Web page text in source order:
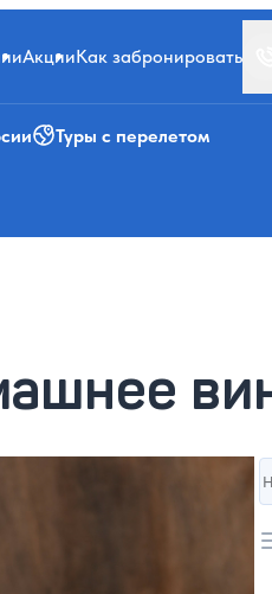
АкцииКак забронировать
Туры с перелетом